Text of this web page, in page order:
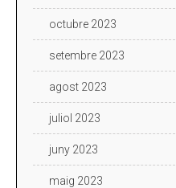
octubre 2023
setembre 2023
agost 2023
juliol 2023
juny 2023
maig 2023